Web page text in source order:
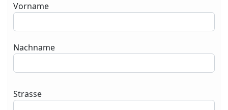
Vorname
Nachname
Strasse